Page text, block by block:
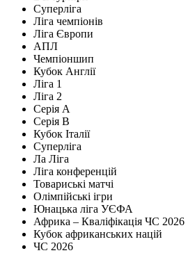
Суперліга
Ліга чемпіонів
Ліга Європи
АПЛ
Чемпіоншип
Кубок Англії
Ліга 1
Ліга 2
Серія А
Серія B
Кубок Італії
Суперліга
Ла Ліга
Ліга конференцій
Товариські матчі
Олімпійські ігри
Юнацька ліга УЄФА
Африка – Кваліфікація ЧС 2026
Кубок африканських націй
ЧС 2026